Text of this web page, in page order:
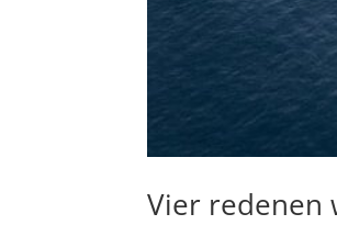
Vier redenen